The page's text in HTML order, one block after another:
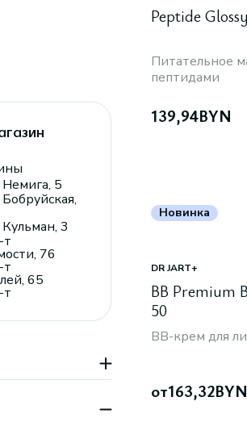
5
3
т
76
т
65
т
ул.
150А
Peptide
Питательное
пептидами
139,94BYN
Новинка
DR JART+
BB Premium
50
BB-крем для
от163,32BYN